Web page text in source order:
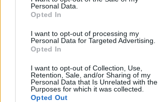
Personal Data.
Opted In
I want to opt-out of processing my
Personal Data for Targeted Advertising.
Opted In
I want to opt-out of Collection, Use,
Retention, Sale, and/or Sharing of my
Personal Data that Is Unrelated with the
Purposes for which it was collected.
Opted Out
13/05/2012
Ritardi nei pagamenti L'ira delle
29/04/2012